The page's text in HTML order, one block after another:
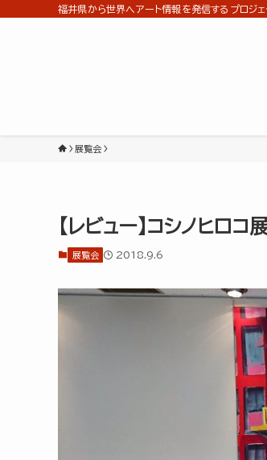
福井県から世界へアート情報を発信するプロジェ
展覧会
【レビュー】コシノヒロ
展覧会 2018.9.6